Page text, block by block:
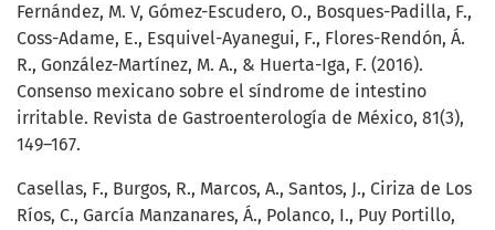
Fernández, M. V, Gómez-Escudero, O., Bosques-Padilla, F.,
Coss-Adame, E., Esquivel-Ayanegui, F., Flores-Rendón, Á.
R., González-Martínez, M. A., & Huerta-Iga, F. (2016).
Consenso mexicano sobre el síndrome de intestino
irritable. Revista de Gastroenterología de México, 81(3),
149–167.
Casellas, F., Burgos, R., Marcos, A., Santos, J., Ciriza de Los
Ríos, C., García Manzanares, Á., Polanco, I., Puy Portillo,